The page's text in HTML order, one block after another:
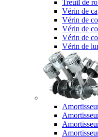
Treuil de
Vérin de
Vérin de
Vérin de
Vérin de
Vérin de